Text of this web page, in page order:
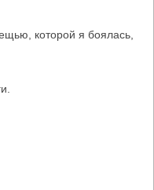
которой я боялась,